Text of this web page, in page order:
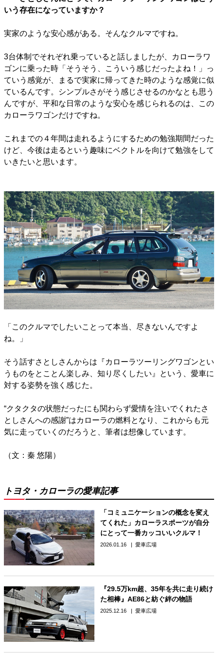
いう存在になっていますか？
実家のような安心感がある。そんなクルマですね。
3台体制でそれぞれ乗っていると話しましたが、カローラワ
ゴンに乗った時「そうそう、こういう感じだったよね！」っ
ていう感覚が、まるで実家に帰ってきた時のような感覚に似
ているんです。シンプルさがそう感じさせるのかなとも思う
んですが、平和な日常のような安心を感じられるのは、この
カローラワゴンだけですね。
これまでの４年間は走れるようにするための勉強期間だった
けど、今後は走るという趣味にベクトルを向けて勉強をして
いきたいと思います。
「このクルマでしたいことって本当、尽きないんですよ
ね。」
そう話すさとしさんからは『カローラツーリングワゴンとい
うものをとことん楽しみ、知り尽くしたい』という、愛車に
対する姿勢を強く感じた。
“クタクタの状態だったにも関わらず愛情を注いでくれたさ
としさんへの感謝”はカローラの燃料となり、これからも元
気に走っていくのだろうと、筆者は想像しています。
（文：秦 悠陽）
トヨタ・カローラの愛車記事
「コミュニケーションの概念を変え
てくれた」カローラスポーツが自分
にとって一番カッコいいクルマ！
2026.01.16 愛車広場
『29.5万km超、35年を共に走り続け
た相棒』AE86と紡ぐ絆の物語
2025.12.16 愛車広場